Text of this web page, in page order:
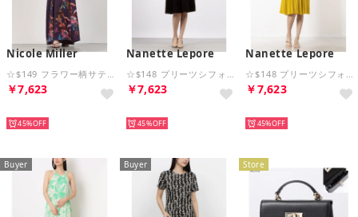
Nicole Miller
￥7,623
45%
Nanette Lepore
￥7,623
45%
Nanette Lepore
￥7,623
45%
Buyer Buyer Store